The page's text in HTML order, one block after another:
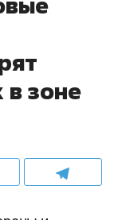
в зоне